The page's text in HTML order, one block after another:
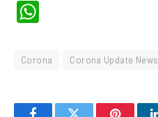
Corona Corona Update News